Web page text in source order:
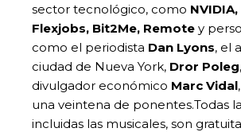
sector tecnológico, como
Flexjobs, Bit2Me, Remote y
como el periodista Dan Lyons, el
ciudad de Nueva York, Dror Poleg
divulgador económico Marc Vidal
una veintena de ponentes.Todas
incluidas las musicales, son